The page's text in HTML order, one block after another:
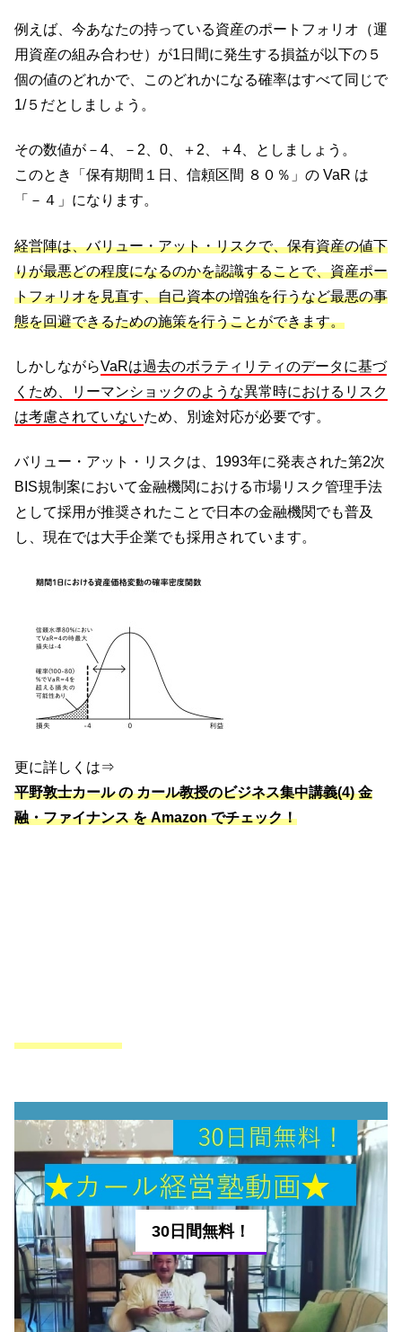
例えば、今あなたの持っている資産のポートフォリオ（運
用資産の組み合わせ）が1日間に発生する損益が以下の５
個の値のどれかで、このどれかになる確率はすべて同じで
1/５だとしましょう。
その数値が－4、－2、0、＋2、＋4、としましょう。
このとき「保有期間１日、信頼区間 ８０％」の VaR は
「－４」になります。
経営陣は、バリュー・アット・リスクで、保有資産の値下
りが最悪どの程度になるのかを認識することで、資産ポー
トフォリオを見直す、自己資本の増強を行うなど最悪の事
態を回避できるための施策を行うことができます。
しかしながらVaRは過去のボラティリティのデータに基づ
くため、リーマンショックのような異常時におけるリスク
は考慮されていないため、別途対応が必要です。
バリュー・アット・リスクは、1993年に発表された第2次
BIS規制案において金融機関における市場リスク管理手法
として採用が推奨されたことで日本の金融機関でも普及
し、現在では大手企業でも採用されています。
更に詳しくは⇒
平野敦士カール の カール教授のビジネス集中講義(4) 金
融・ファイナンス を Amazon でチェック！
30日間無料！